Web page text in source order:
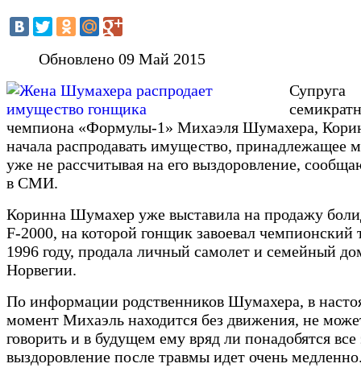
Обновлено 09 Май 2015
Супруга
чемпиона «Формулы-1» Михаэля Шумахера,
начала распродавать имущество, принадлежащее
уже не рассчитывая на его выздоровление,
в СМИ.
Коринна Шумахер уже выставила на продажу
F-2000, на которой гонщик завоевал чемпионский
1996 году, продала личный самолет и семейный
Норвегии.
По информации родственников Шумахера, в
момент Михаэль находится без движения, не
говорить и в будущем ему вряд ли понадобятся все
выздоровление после травмы идет очень